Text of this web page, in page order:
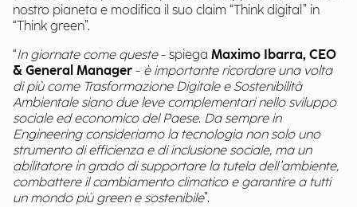
nostro pianeta e modifica il suo claim “Think digital” in
“Think green”.
“In giornate come queste- spiega Maximo Ibarra, CEO
& General Manager - è importante ricordare una volta
di più come Trasformazione Digitale e Sostenibilità
Ambientale siano due leve complementari nello sviluppo
sociale ed economico del Paese. Da sempre in
Engineering consideriamo la tecnologia non solo uno
strumento di efficienza e di inclusione sociale, ma un
abilitatore in grado di supportare la tutela dell’ambiente,
combattere il cambiamento climatico e garantire a tutti
un mondo più green e sostenibile”.